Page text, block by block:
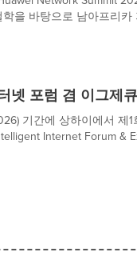
을 바탕으로 남아프리카
넷 포럼 겸 이그제
기간에 상하이에서 제
Internet Forum &